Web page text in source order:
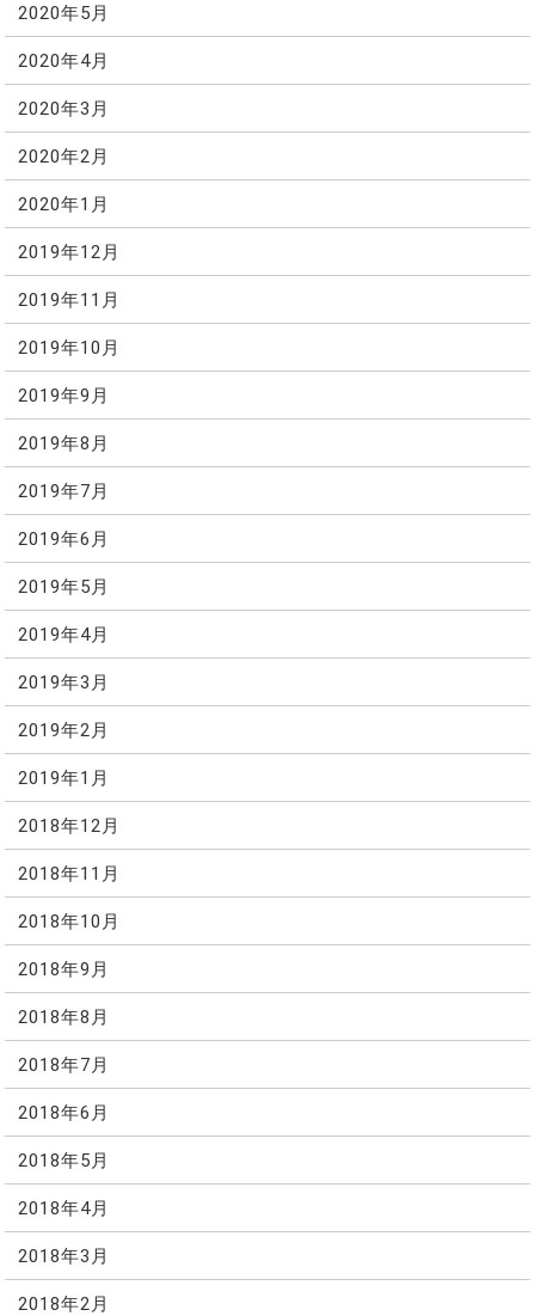
2020年5月
2020年4月
2020年3月
2020年2月
2020年1月
2019年12月
2019年11月
2019年10月
2019年9月
2019年8月
2019年7月
2019年6月
2019年5月
2019年4月
2019年3月
2019年2月
2019年1月
2018年12月
2018年11月
2018年10月
2018年9月
2018年8月
2018年7月
2018年6月
2018年5月
2018年4月
2018年3月
2018年2月